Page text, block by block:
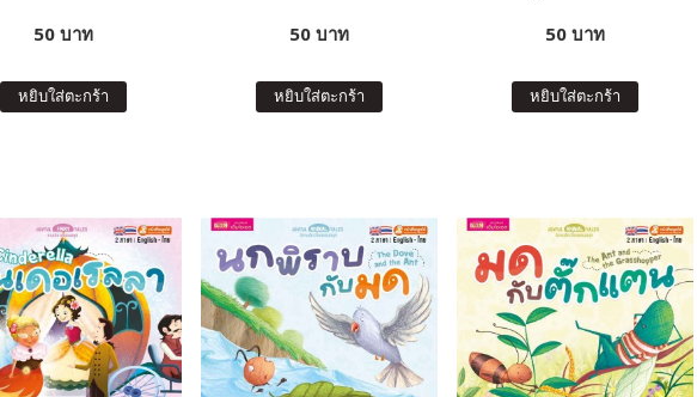
50 บาท
หยิบใส่ตะกร้า
50 บาท
หยิบใส่ตะกร้า
50 บาท
หยิบใส่ตะกร้า